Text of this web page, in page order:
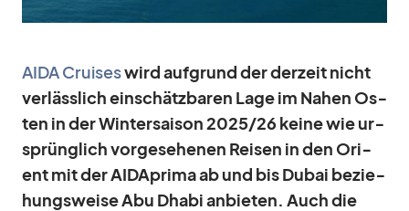
AIDA Crui­seswird auf­grund der der­zeit nicht
ver­läss­lich ein­schätz­ba­ren Lage im Na­hen Os­
ten in der Win­ter­sai­son 2025/​26 keine wie ur­
sprüng­lich vor­ge­se­he­nen Rei­sen in den Ori­
ent mit der AID­A­prima ab und bis Du­bai be­zie­
hungs­weise Abu Dhabi an­bie­ten. Auch die